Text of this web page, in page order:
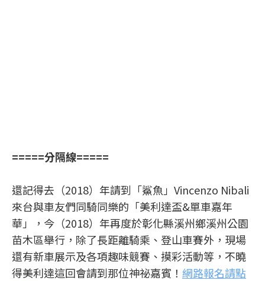
=====分隔線=====
還記得去（2018）年請到「鯊魚」Vincenzo Nibali
來台與車友們同騎同樂的「美利達盃&單車嘉年
華」，今（2018）年再度於彰化縣溪州鄉溪州公園
苗木區舉行，除了長距離騎乘、登山車賽外，現場
還有新車展示及各項趣味競賽、摸彩活動等，不曉
得美利達這回會請到那位神祕嘉賓！ 網路報名請點